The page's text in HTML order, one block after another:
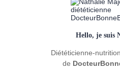
Hello, je suis
Diététicienne-
de